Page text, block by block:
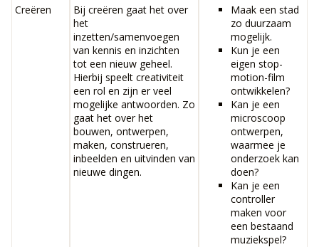
Creëren
Bij creëren gaat het over
het
inzetten/samenvoegen
van kennis en inzichten
tot een nieuw geheel.
Hierbij speelt creativiteit
een rol en zijn er veel
mogelijke antwoorden. Zo
gaat het over het
bouwen, ontwerpen,
maken, construeren,
inbeelden en uitvinden van
nieuwe dingen.
Maak een stad
zo duurzaam
mogelijk.
Kun je een
eigen stop-
motion-film
ontwikkelen?
Kan je een
microscoop
ontwerpen,
waarmee je
onderzoek kan
doen?
Kan je een
controller
maken voor
een bestaand
muziekspel?